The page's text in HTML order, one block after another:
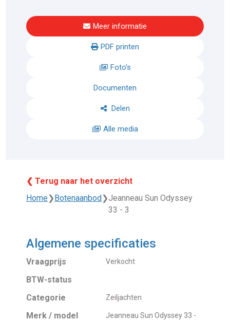
Meer informatie
PDF printen
Foto's
Documenten
Delen
Alle media
❮ Terug naar het overzicht
Home❯Botenaanbod❯Jeanneau Sun Odyssey
33 - 3
Algemene specificaties
Vraagprijs Verkocht
BTW-status
Categorie
Zeiljachten
Merk / model
Jeanneau Sun Odyssey 33 -